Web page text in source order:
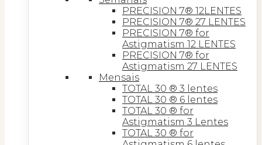
PRECISION 7® 12LENTES
PRECISION 7® 27 LENTES
PRECISION 7® for
Astigmatism 12 LENTES
PRECISION 7® for
Astigmatism 27 LENTES
Mensais
TOTAL 30 ® 3 lentes
TOTAL 30 ® 6 lentes
TOTAL 30 ® for
Astigmatism 3 Lentes
TOTAL 30 ® for